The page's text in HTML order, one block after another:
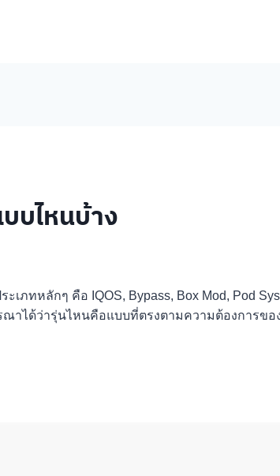
บไหนบ้าง
ภทหลักๆ คือ IQOS, Bypass, Box Mod, Pod
าได้ว่ารุ่นไหนคือแบบที่ตรงตามความต้องการขอ